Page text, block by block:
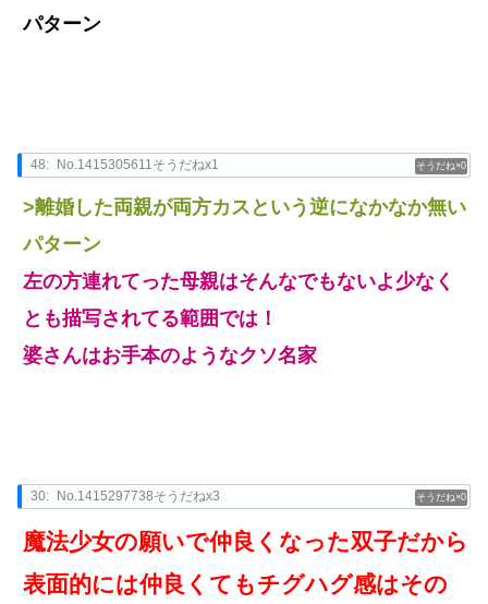
パターン
0
48: No.1415305611そうだねx1
>離婚した両親が両方カスという逆になかなか無い
パターン
左の方連れてった母親はそんなでもないよ少なく
とも描写されてる範囲では！
婆さんはお手本のようなクソ名家
0
30: No.1415297738そうだねx3
魔法少女の願いで仲良くなった双子だから
表面的には仲良くてもチグハグ感はその